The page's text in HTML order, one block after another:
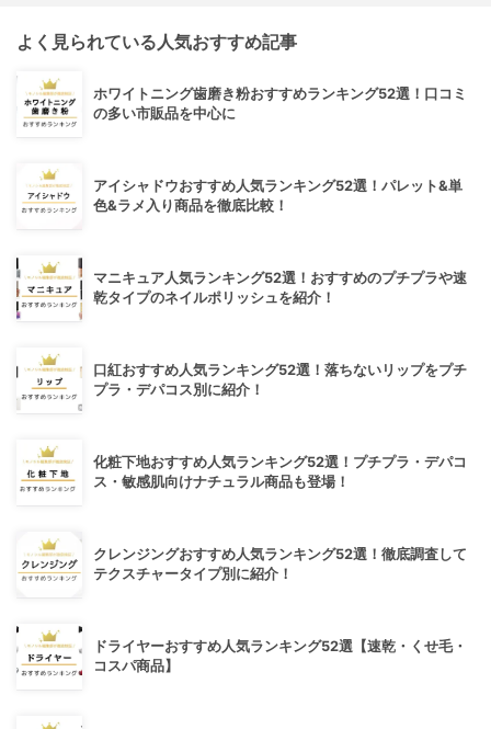
よく見られている人気おすすめ記事
ホワイトニング歯磨き粉おすすめランキング52選！口コミ
の多い市販品を中心に
アイシャドウおすすめ人気ランキング52選！パレット&単
色&ラメ入り商品を徹底比較！
マニキュア人気ランキング52選！おすすめのプチプラや速
乾タイプのネイルポリッシュを紹介！
口紅おすすめ人気ランキング52選！落ちないリップをプチ
プラ・デパコス別に紹介！
化粧下地おすすめ人気ランキング52選！プチプラ・デパコ
ス・敏感肌向けナチュラル商品も登場！
クレンジングおすすめ人気ランキング52選！徹底調査して
テクスチャータイプ別に紹介！
ドライヤーおすすめ人気ランキング52選【速乾・くせ毛・
コスパ商品】